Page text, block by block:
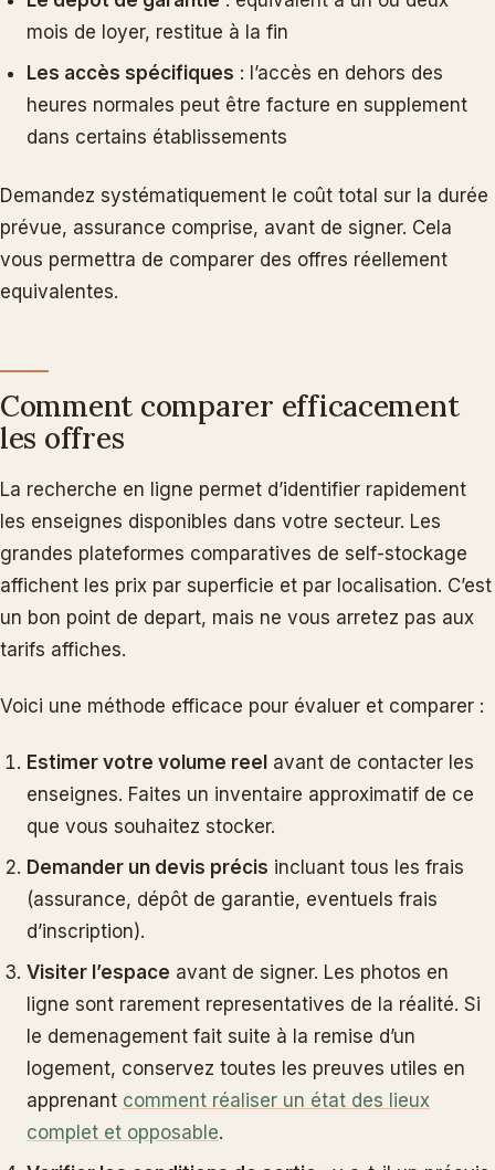
mois de loyer, restitue à la fin
Les accès spécifiques : l’accès en dehors des
heures normales peut être facture en supplement
dans certains établissements
Demandez systématiquement le coût total sur la durée
prévue, assurance comprise, avant de signer. Cela
vous permettra de comparer des offres réellement
equivalentes.
Comment comparer efficacement
les offres
La recherche en ligne permet d’identifier rapidement
les enseignes disponibles dans votre secteur. Les
grandes plateformes comparatives de self-stockage
affichent les prix par superficie et par localisation. C’est
un bon point de depart, mais ne vous arretez pas aux
tarifs affiches.
Voici une méthode efficace pour évaluer et comparer :
Estimer votre volume reel avant de contacter les
enseignes. Faites un inventaire approximatif de ce
que vous souhaitez stocker.
Demander un devis précis incluant tous les frais
(assurance, dépôt de garantie, eventuels frais
d’inscription).
Visiter l’espace avant de signer. Les photos en
ligne sont rarement representatives de la réalité. Si
le demenagement fait suite à la remise d’un
logement, conservez toutes les preuves utiles en
apprenant comment réaliser un état des lieux
complet et opposable.